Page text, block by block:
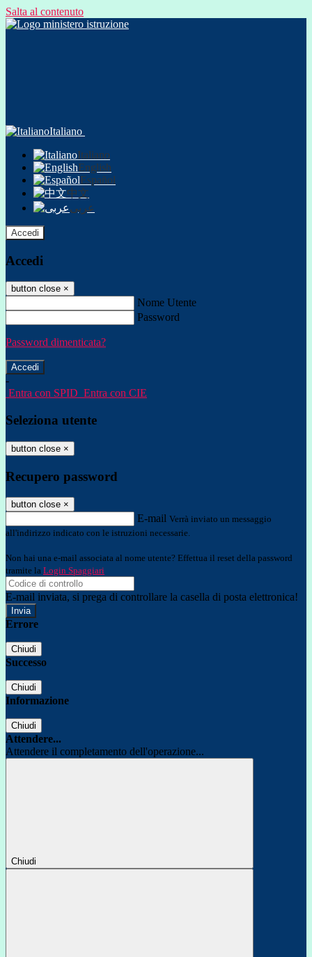
Salta al contenuto
Italiano
Italiano
English
Español
中文
عربى
Accedi
Accedi
button close ×
Nome Utente
Password
Password dimenticata?
-
Entra con SPID Entra con CIE
Seleziona utente
button close ×
Recupero password
button close ×
E-mail Verrà inviato un messaggio
all'indirizzo indicato con le istruzioni necessarie.
Non hai una e-mail associata al nome utente? Effettua il reset della password
tramite la Login Spaggiari
E-mail inviata, si prega di controllare la casella di posta elettronica!
Errore
Chiudi
Successo
Chiudi
Informazione
Chiudi
Attendere...
Attendere il completamento dell'operazione...
Chiudi